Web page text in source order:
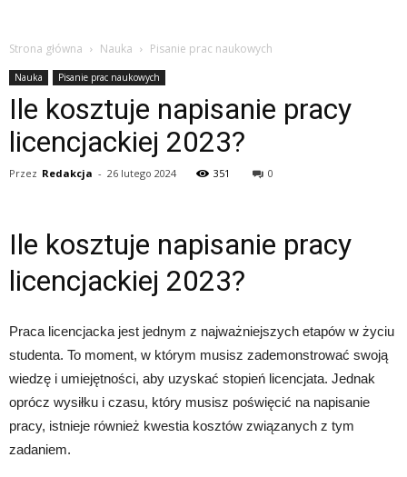
Strona główna Nauka Pisanie prac naukowych
Nauka Pisanie prac naukowych
Ile kosztuje napisanie pracy
licencjackiej 2023?
Przez Redakcja - 26 lutego 2024 351 0
Ile kosztuje napisanie pracy
licencjackiej 2023?
Praca licencjacka jest jednym z najważniejszych etapów w życiu
studenta. To moment, w którym musisz zademonstrować swoją
wiedzę i umiejętności, aby uzyskać stopień licencjata. Jednak
oprócz wysiłku i czasu, który musisz poświęcić na napisanie
pracy, istnieje również kwestia kosztów związanych z tym
zadaniem.